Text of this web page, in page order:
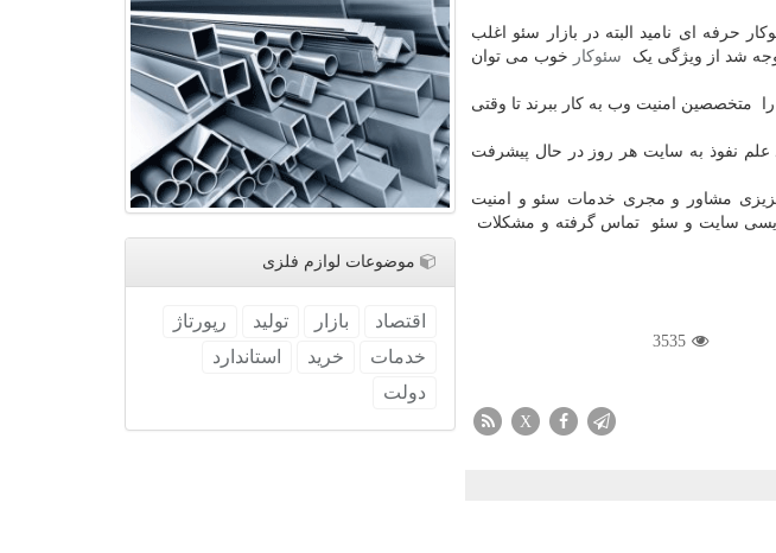
حرفه ای نامید البته در بازار سئو اغلب
شد از ویژگی یک سئوکار خوب می توان
متخصصین امنیت وب به کار ببرند تا وقتی
علم نفوذ به سایت هر روز در حال پیشرفت
مشاور و مجری خدمات سئو و امنیت
سایت و سئو تماس گرفته و مشکلات
3535
X
موضوعات لوازم فلزی
اقتصاد بازار تولید
رپورتاژ
خدمات
خرید
استاندارد
دولت